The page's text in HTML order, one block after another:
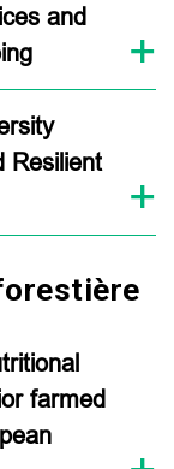
and
Resilient
farmed